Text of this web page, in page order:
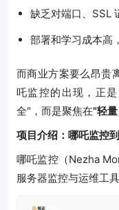
缺乏对端口、SSL
部署和学习成本高
而商业方案要么昂贵
吒监控的出现，正
全"，而是聚焦在"轻
项目介绍：哪吒监控
哪吒监控（Nezha
服务器监控与运维工具